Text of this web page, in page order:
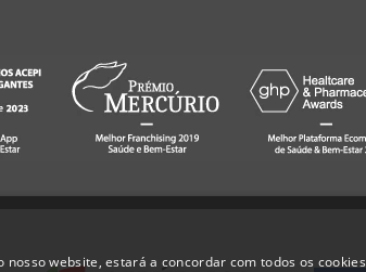
website, estará a concordar com todos os cookies